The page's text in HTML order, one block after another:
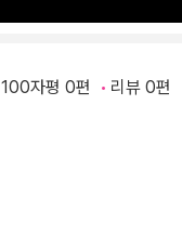
100자평 0편 리뷰 0편